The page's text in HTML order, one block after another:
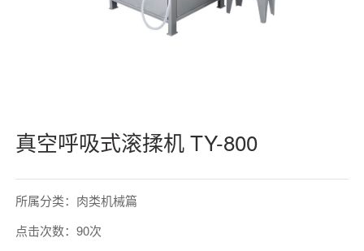
真空呼吸式滚揉机 TY-800
所属分类：肉类机械篇
点击次数：90次